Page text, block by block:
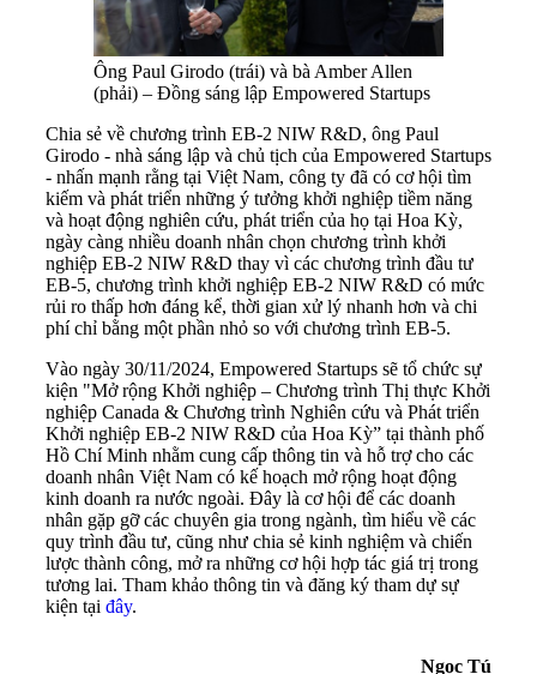
Ông Paul Girodo (trái) và bà Amber Allen
(phải) – Đồng sáng lập Empowered Startups
Chia sẻ về chương trình EB-2 NIW R&D, ông Paul
Girodo - nhà sáng lập và chủ tịch của Empowered Startups
- nhấn mạnh rằng tại Việt Nam, công ty đã có cơ hội tìm
kiếm và phát triển những ý tưởng khởi nghiệp tiềm năng
và hoạt động nghiên cứu, phát triển của họ tại Hoa Kỳ,
ngày càng nhiều doanh nhân chọn chương trình khởi
nghiệp EB-2 NIW R&D thay vì các chương trình đầu tư
EB-5, chương trình khởi nghiệp EB-2 NIW R&D có mức
rủi ro thấp hơn đáng kể, thời gian xử lý nhanh hơn và chi
phí chỉ bằng một phần nhỏ so với chương trình EB-5.
Vào ngày 30/11/2024, Empowered Startups sẽ tổ chức sự
kiện "Mở rộng Khởi nghiệp – Chương trình Thị thực Khởi
nghiệp Canada & Chương trình Nghiên cứu và Phát triển
Khởi nghiệp EB-2 NIW R&D của Hoa Kỳ” tại thành phố
Hồ Chí Minh nhằm cung cấp thông tin và hỗ trợ cho các
doanh nhân Việt Nam có kế hoạch mở rộng hoạt động
kinh doanh ra nước ngoài. Đây là cơ hội để các doanh
nhân gặp gỡ các chuyên gia trong ngành, tìm hiểu về các
quy trình đầu tư, cũng như chia sẻ kinh nghiệm và chiến
lược thành công, mở ra những cơ hội hợp tác giá trị trong
tương lai. Tham khảo thông tin và đăng ký tham dự sự
kiện tại đây.
Ngọc Tú